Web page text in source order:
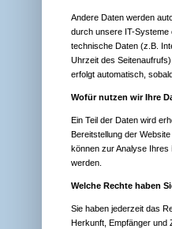
Andere Daten werden
durch unsere IT-
technische Daten (z.B.
Uhrzeit des
erfolgt automatisch,
Wofür nutzen wir Ihre
Ein Teil der Daten wird
Bereitstellung der
können zur Analyse
werden.
Welche Rechte haben
Sie haben jederzeit das
Herkunft, Empfänger und